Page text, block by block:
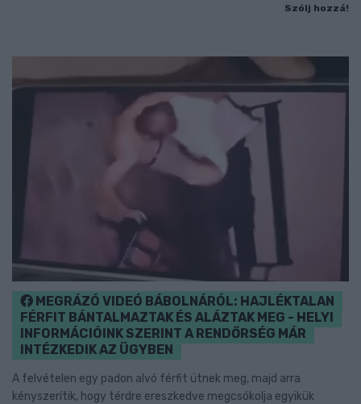
Szólj hozzá!
MEGRÁZÓ VIDEÓ BÁBOLNÁRÓL: HAJLÉKTALAN
FÉRFIT BÁNTALMAZTAK ÉS ALÁZTAK MEG - HELYI
INFORMÁCIÓINK SZERINT A RENDŐRSÉG MÁR
INTÉZKEDIK AZ ÜGYBEN
A felvételen egy padon alvó férfit ütnek meg, majd arra
kényszerítik, hogy térdre ereszkedve megcsókolja egyikük